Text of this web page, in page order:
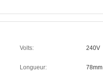
Volts: 240V
Longueur: 78mm